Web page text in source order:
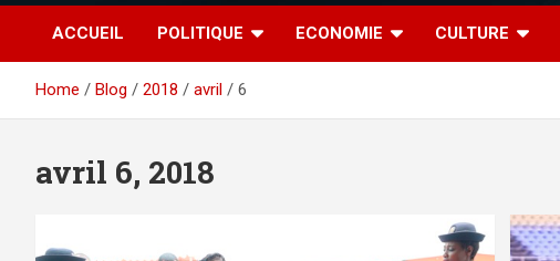
ACCUEIL POLITIQUE ECONOMIE CULTURE
Home Blog 2018 avril 6
avril 6, 2018